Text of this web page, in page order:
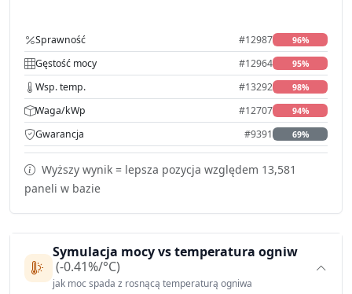
Sprawność #12987 96%
Gęstość mocy #12964 95%
Wsp. temp. #13292 98%
Waga/kWp #12707 94%
Gwarancja #9391 69%
Wyższy wynik = lepsza pozycja względem 13,581
paneli w bazie
Symulacja mocy vs temperatura ogniw
(-0.41%/°C)
jak moc spada z rosnącą temperaturą ogniwa